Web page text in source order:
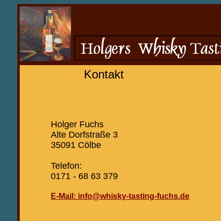
Kontakt
Holger Fuchs
Alte Dorfstraße 3
35091 Cölbe
Telefon:
0171 - 68 63 379
E-Mail: info@whisky-tasting-fuchs.de